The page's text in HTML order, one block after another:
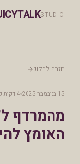
STUDIO
חזרה לבלוג
15 בנובמבר 2025 4 דקות קריאה
מהמרדף
האומץ